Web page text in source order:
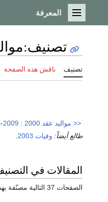
القائمة الرئيسية
المعرفة
تصنيف:
تصنيف ناقش هذه الصفحة
<< مواليد عقد 2000 :
-2009
طالع أيضاً: وفيات 2003
المقالات في التصنيف
الصفحات 37 التالية مصنّفة بهذا التصنيف، من إجمالي 37.